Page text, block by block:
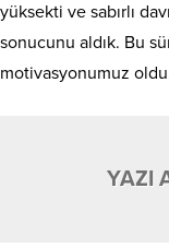
yüksekti ve sabırlı
sonucunu aldık. Bu
motivasyonumuz
YAZI